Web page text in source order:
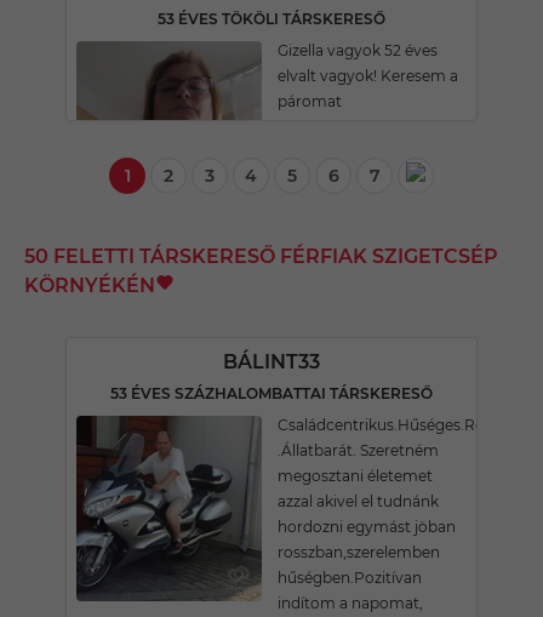
53 ÉVES TÖKÖLI TÁRSKERESŐ
Gizella vagyok 52 éves
elvalt vagyok! Keresem a
páromat
1 2 3 4 5 6 7
50 FELETTI TÁRSKERESŐ FÉRFIAK SZIGETCSÉP
KÖRNYÉKÉN
BÁLINT33
53 ÉVES SZÁZHALOMBATTAI TÁRSKERESŐ
.Állatbarát. Szeretném
megosztani életemet
azzal akivel el tudnánk
hordozni egymást jöban
rosszban,szerelemben
hűségben.Pozitívan
indítom a napomat,